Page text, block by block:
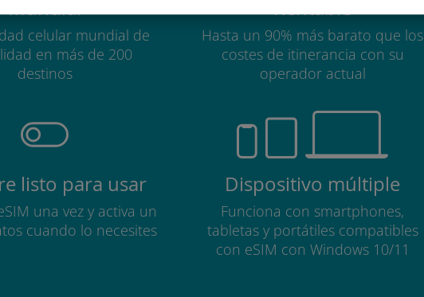
Mundial
celular mundial de
en más de 200
destinos
Rentable
Hasta un 90% más barato que los
costes de itinerancia con su
operador actual
listo para usar
una vez y activa un
cuando lo necesites
Dispositivo múltiple
Funciona con smartphones,
tabletas y portátiles compatibles
con eSIM con Windows 10/11